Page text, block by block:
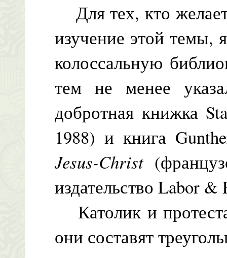
Для тех, кто
изучение этой темы,
колоссальную
тем не менее
добротная книжка
1988) и книга
Jesus-Christ
издательство Labor &
Католик и
они составят